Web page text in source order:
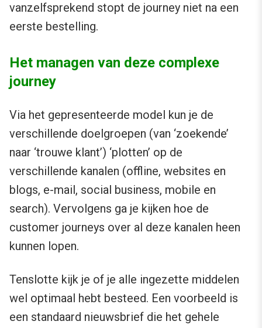
vanzelfsprekend stopt de journey niet na een
eerste bestelling.
Het managen van deze complexe
journey
Via het gepresenteerde model kun je de
verschillende doelgroepen (van ‘zoekende’
naar ‘trouwe klant’) ‘plotten’ op de
verschillende kanalen (offline, websites en
blogs, e-mail, social business, mobile en
search). Vervolgens ga je kijken hoe de
customer journeys over al deze kanalen heen
kunnen lopen.
Tenslotte kijk je of je alle ingezette middelen
wel optimaal hebt besteed. Een voorbeeld is
een standaard nieuwsbrief die het gehele